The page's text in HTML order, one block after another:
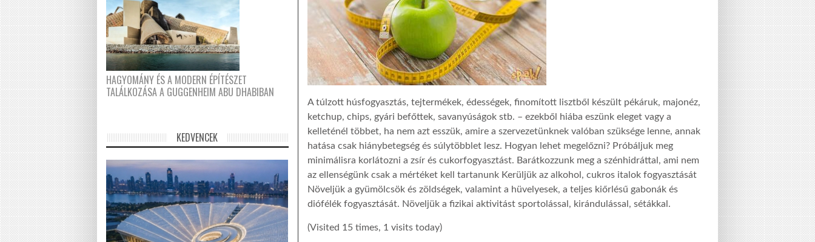
A túlzott húsfogyasztás, tejtermékek, édességek, finomított lisztből készült pékáruk, majonéz,
ketchup, chips, gyári befőttek, savanyúságok stb. – ezekből hiába eszünk eleget vagy a
kelleténél többet, ha nem azt esszük, amire a szervezetünknek valóban szüksége lenne, annak
hatása csak hiánybetegség és súlytöbblet lesz. Hogyan lehet megelőzni? Próbáljuk meg
minimálisra korlátozni a zsír és cukorfogyasztást. Barátkozzunk meg a szénhidráttal, ami nem
az ellenségünk csak a mértéket kell tartanunk Kerüljük az alkohol, cukros italok fogyasztását
Növeljük a gyümölcsök és zöldségek, valamint a hüvelyesek, a teljes kiőrlésű gabonák és
diófélék fogyasztását. Növeljük a fizikai aktivitást sportolással, kirándulással, sétákkal.
(Visited 15 times, 1 visits today)
HAGYOMÁNY ÉS A MODERN ÉPÍTÉSZET
TALÁLKOZÁSA A GUGGENHEIM ABU DHABIBAN
KEDVENCEK